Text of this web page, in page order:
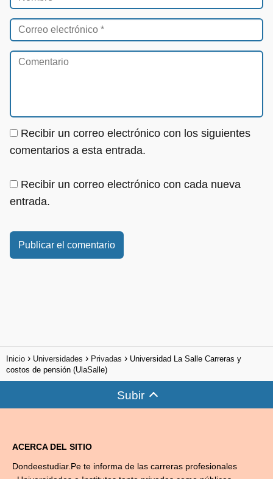
Recibir un correo electrónico con los siguientes
comentarios a esta entrada.
Recibir un correo electrónico con cada nueva
entrada.
Inicio Universidades Privadas
Universidad La Salle Carreras y
costos de pensión (UlaSalle)
Subir
ACERCA DEL SITIO
Dondeestudiar.Pe te informa de las carreras profesionales